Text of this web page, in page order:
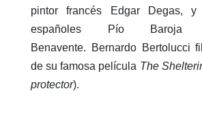
pintor francés Edgar Degas, y
españoles Pío
Benavente. Bernardo Bertolucci
de su famosa película The
protector).